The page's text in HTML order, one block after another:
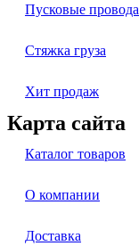
Пусковые провода
Стяжка груза
Хит продаж
Карта сайта
Каталог товаров
О компании
Доставка